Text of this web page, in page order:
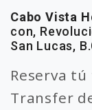
Cabo Vista
con,
San Lucas,
Reserva
Transfer